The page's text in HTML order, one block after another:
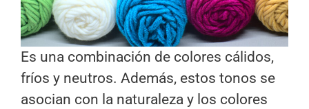
Es una combinación de colores cálidos,
fríos y neutros. Además, estos tonos se
asocian con la naturaleza y los colores